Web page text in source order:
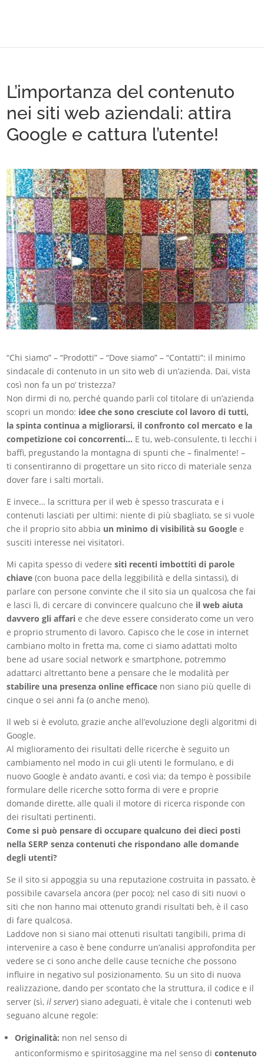
L’importanza del contenuto
nei siti web aziendali: attira
Google e cattura l’utente!
“Chi siamo” – “Prodotti” – “Dove siamo” – “Contatti”: il minimo
sindacale di contenuto in un sito web di un’azienda. Dai, vista
così non fa un po’ tristezza?
Non dirmi di no, perché quando parli col titolare di un’azienda
scopri un mondo: idee che sono cresciute col lavoro di tutti,
la spinta continua a migliorarsi, il confronto col mercato e la
competizione coi concorrenti… E tu, web-consulente, ti lecchi i
baffi, pregustando la montagna di spunti che – finalmente! –
ti consentiranno di progettare un sito ricco di materiale senza
dover fare i salti mortali.
E invece… la scrittura per il web è spesso trascurata e i
contenuti lasciati per ultimi: niente di più sbagliato, se si vuole
che il proprio sito abbia un minimo di visibilità su Google e
susciti interesse nei visitatori.
Mi capita spesso di vederesiti recenti imbottiti di parole
chiave (con buona pace della leggibilità e della sintassi), di
parlare con persone convinte che il sito sia un qualcosa che fai
e lasci lì, di cercare di convincere qualcuno che il web aiuta
davvero gli affari e che deve essere considerato come un vero
e proprio strumento di lavoro. Capisco che le cose in internet
cambiano molto in fretta ma, come ci siamo adattati molto
bene ad usare social network e smartphone, potremmo
adattarci altrettanto bene a pensare che le modalità per
stabilire una presenza online efficace non siano più quelle di
cinque o sei anni fa (o anche meno).
Il web si è evoluto, grazie anche all’evoluzione degli algoritmi di
Google.
Al miglioramento dei risultati delle ricerche è seguito un
cambiamento nel modo in cui gli utenti le formulano, e di
nuovo Google è andato avanti, e così via; da tempo è possibile
formulare delle ricerche sotto forma di vere e proprie
domande dirette, alle quali il motore di ricerca risponde con
dei risultati pertinenti.
Come si può pensare di occupare qualcuno dei dieci posti
nella SERP senza contenuti che rispondano alle domande
degli utenti?
Se il sito si appoggia su una reputazione costruita in passato, è
possibile cavarsela ancora (per poco); nel caso di siti nuovi o
siti che non hanno mai ottenuto grandi risultati beh, è il caso
di fare qualcosa.
Laddove non si siano mai ottenuti risultati tangibili, prima di
intervenire a caso è bene condurre un’analisi approfondita per
vedere se ci sono anche delle cause tecniche che possono
influire in negativo sul posizionamento. Su un sito di nuova
realizzazione, dando per scontato che la struttura, il codice e il
server (sì,il server) siano adeguati, è vitale che i contenuti web
seguano alcune regole:
Originalità: non nel senso di
anticonformismo e spiritosaggine ma nel senso dicontenuto